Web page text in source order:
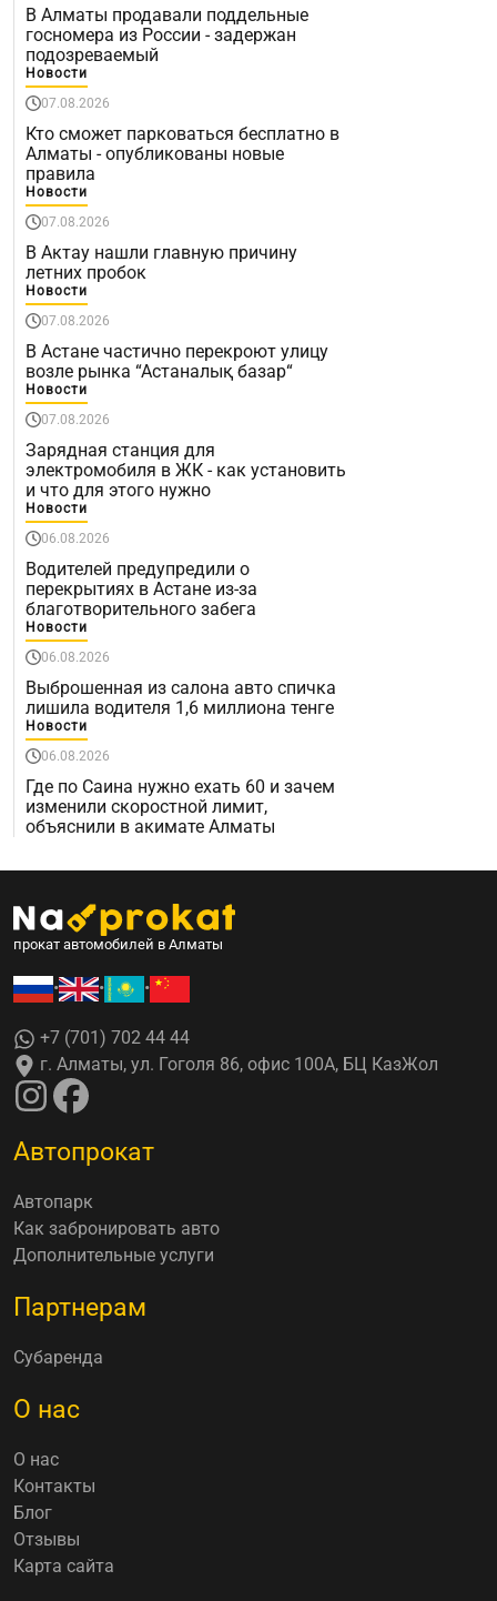
В Алматы продавали поддельные
госномера из России - задержан
подозреваемый
Новости
07.08.2026
Кто сможет парковаться бесплатно в
Алматы - опубликованы новые
правила
Новости
07.08.2026
В Актау нашли главную причину
летних пробок
Новости
07.08.2026
В Астане частично перекроют улицу
возле рынка “Астаналық базар“
Новости
07.08.2026
Зарядная станция для
электромобиля в ЖК - как установить
и что для этого нужно
Новости
06.08.2026
Водителей предупредили о
перекрытиях в Астане из-за
благотворительного забега
Новости
06.08.2026
Выброшенная из салона авто спичка
лишила водителя 1,6 миллиона тенге
Новости
06.08.2026
Где по Саина нужно ехать 60 и зачем
изменили скоростной лимит,
объяснили в акимате Алматы
прокат автомобилей в Алматы
• • •
+7 (701) 702 44 44
г. Алматы, ул. Гоголя 86, офис 100А, БЦ КазЖол
Автопрокат
Автопарк
Как забронировать авто
Дополнительные услуги
Партнерам
Субаренда
О нас
О нас
Контакты
Блог
Отзывы
Карта сайта